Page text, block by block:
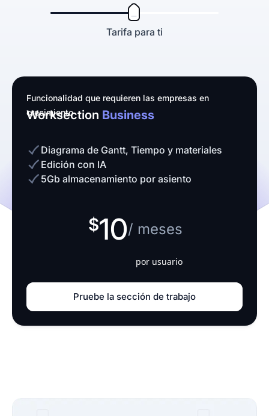
Tarifa para ti
Worksection Business
Funcionalidad que requieren las empresas en
crecimiento
Diagrama de Gantt, Tiempo y materiales
Edición con IA
5Gb almacenamiento por asiento
10/ meses
por usuario
Pruebe la sección de trabajo